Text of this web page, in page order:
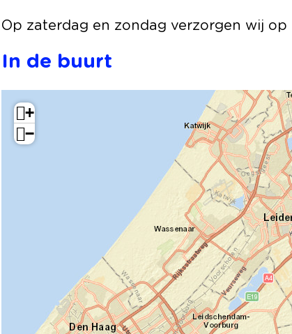
e
u
e
n
n
u
r
e
n
Op zaterdag en zondag verzorgen wij
In de buurt
+
−